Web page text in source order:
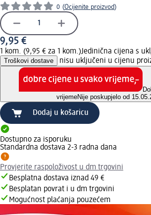
0 (Ocijenite proizvod)
9,95 €
1 kom. (9,95 € za 1 kom.)Jedinična cijena s
Troškovi dostave nisu uključeni u cijenu
vrijemeNije poskupjelo od
Dodaj u košaricu
Dostupno za isporuku
Standardna dostava 2-3 radna dana
Provjerite raspoloživost u dm trgovini
Besplatna dostava iznad 49 €
Besplatan povrat i u dm trgovini
Mogućnost plaćanja pouzećem